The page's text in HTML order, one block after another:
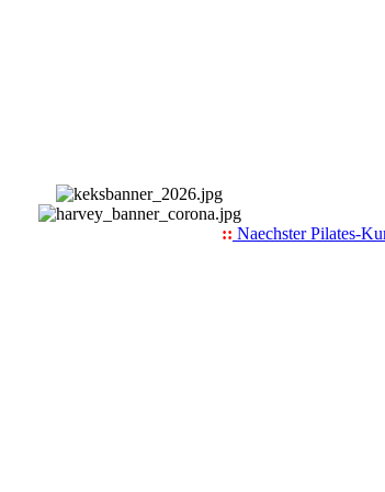
::Naechster Pilates-Kurs